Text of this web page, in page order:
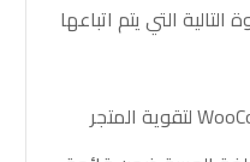
التي يتم اتباعها
قم بتثبيت إضافة WooCommerce لتقوية المتجر